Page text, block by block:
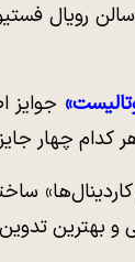
اهدای جوایز بفتا
جوایز
تدوین را از